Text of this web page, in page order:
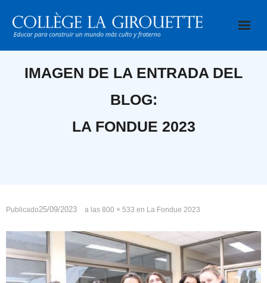
contenido
IMAGEN DE LA ENTRADA DEL
BLOG:
LA FONDUE 2023
Publicado25/09/2023 a las 800 × 533 en La Fondue 2023